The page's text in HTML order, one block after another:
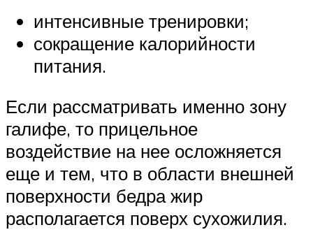
интенсивные тренировки;
сокращение калорийности
питания.
Если рассматривать именно зону
галифе, то прицельное
воздействие на нее осложняется
еще и тем, что в области внешней
поверхности бедра жир
располагается поверх сухожилия.